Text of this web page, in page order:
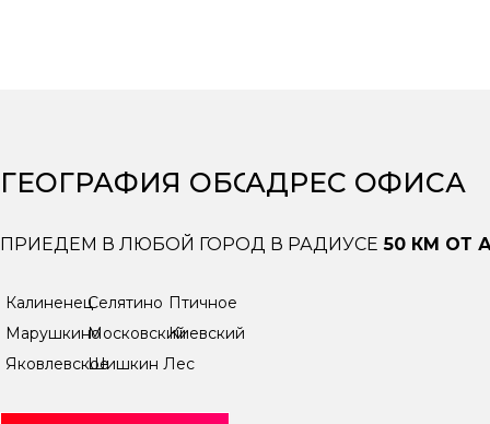
АДРЕС ОФИСА
ГЕОГРАФИЯ ОБСЛУЖИВАНИЯ
ПРИЕДЕМ В ЛЮБОЙ ГОРОД В РАДИУСЕ 50 КМ ОТ
КалиненецСелятино Птичное
МарушкиноМосковскийКиевский
ЯковлевскоеШишкин Лес